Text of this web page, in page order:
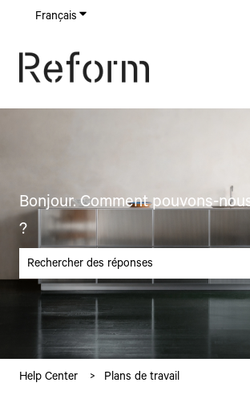
Français Afficher le sous-menu pour les
Bonjour. Comment pouvons-
?
Il n'y a aucune suggestion car le champ de
Help Center Plans de travail